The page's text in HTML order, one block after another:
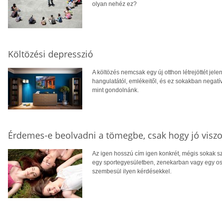
olyan nehéz ez?
Költözési depresszió
A költözés nemcsak egy új otthon létrejöttét
hangulatától, emlékeitől, és ez sokakban
mint gondolnánk.
Érdemes-e beolvadni a tömegbe, csak hogy jó
Az igen hosszú cím igen konkrét, mégis sokak
egy sportegyesületben, zenekarban vagy egy
szembesül ilyen kérdésekkel.